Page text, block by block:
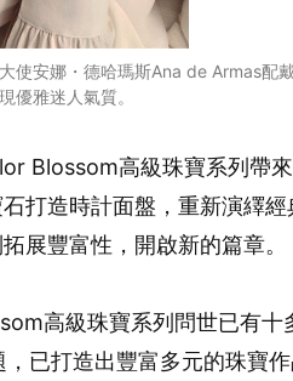
使安娜・德哈瑪斯Ana de Armas配
優雅迷人氣質。
Blossom高級珠寶系列帶
打造時計面盤，重新演繹
展豐富性，開啟新的篇章。
高級珠寶系列問世已有十
已打造出豐富多元的珠寶